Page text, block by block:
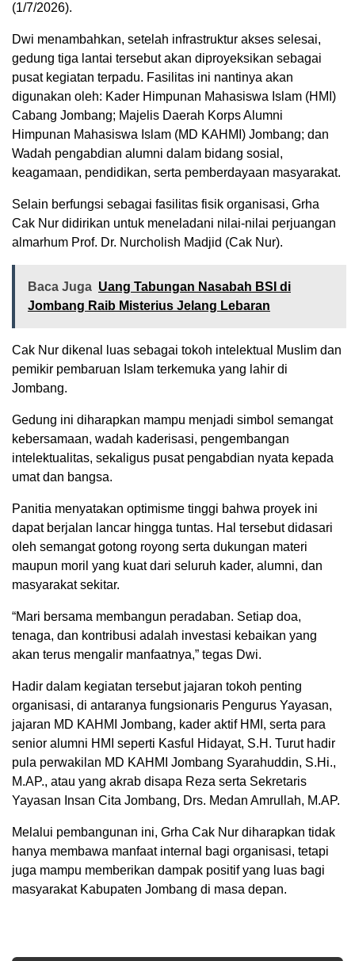
(1/7/2026).
Dwi menambahkan, setelah infrastruktur akses selesai,
gedung tiga lantai tersebut akan diproyeksikan sebagai
pusat kegiatan terpadu. Fasilitas ini nantinya akan
digunakan oleh: Kader Himpunan Mahasiswa Islam (HMI)
Cabang Jombang; Majelis Daerah Korps Alumni
Himpunan Mahasiswa Islam (MD KAHMI) Jombang; dan
Wadah pengabdian alumni dalam bidang sosial,
keagamaan, pendidikan, serta pemberdayaan masyarakat.
Selain berfungsi sebagai fasilitas fisik organisasi, Grha
Cak Nur didirikan untuk meneladani nilai-nilai perjuangan
almarhum Prof. Dr. Nurcholish Madjid (Cak Nur).
Baca Juga Uang Tabungan Nasabah BSI di
Jombang Raib Misterius Jelang Lebaran
Cak Nur dikenal luas sebagai tokoh intelektual Muslim dan
pemikir pembaruan Islam terkemuka yang lahir di
Jombang.
Gedung ini diharapkan mampu menjadi simbol semangat
kebersamaan, wadah kaderisasi, pengembangan
intelektualitas, sekaligus pusat pengabdian nyata kepada
umat dan bangsa.
Panitia menyatakan optimisme tinggi bahwa proyek ini
dapat berjalan lancar hingga tuntas. Hal tersebut didasari
oleh semangat gotong royong serta dukungan materi
maupun moril yang kuat dari seluruh kader, alumni, dan
masyarakat sekitar.
“Mari bersama membangun peradaban. Setiap doa,
tenaga, dan kontribusi adalah investasi kebaikan yang
akan terus mengalir manfaatnya,” tegas Dwi.
Hadir dalam kegiatan tersebut jajaran tokoh penting
organisasi, di antaranya fungsionaris Pengurus Yayasan,
jajaran MD KAHMI Jombang, kader aktif HMI, serta para
senior alumni HMI seperti Kasful Hidayat, S.H. Turut hadir
pula perwakilan MD KAHMI Jombang Syarahuddin, S.Hi.,
M.AP., atau yang akrab disapa Reza serta Sekretaris
Yayasan Insan Cita Jombang, Drs. Medan Amrullah, M.AP.
Melalui pembangunan ini, Grha Cak Nur diharapkan tidak
hanya membawa manfaat internal bagi organisasi, tetapi
juga mampu memberikan dampak positif yang luas bagi
masyarakat Kabupaten Jombang di masa depan.